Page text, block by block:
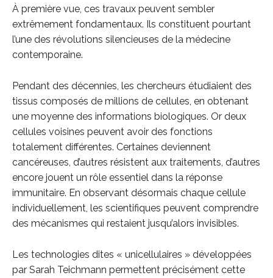
À première vue, ces travaux peuvent sembler
extrêmement fondamentaux. Ils constituent pourtant
l’une des révolutions silencieuses de la médecine
contemporaine.
Pendant des décennies, les chercheurs étudiaient des
tissus composés de millions de cellules, en obtenant
une moyenne des informations biologiques. Or deux
cellules voisines peuvent avoir des fonctions
totalement différentes. Certaines deviennent
cancéreuses, d’autres résistent aux traitements, d’autres
encore jouent un rôle essentiel dans la réponse
immunitaire. En observant désormais chaque cellule
individuellement, les scientifiques peuvent comprendre
des mécanismes qui restaient jusqu’alors invisibles.
Les technologies dites « unicellulaires » développées
par Sarah Teichmann permettent précisément cette